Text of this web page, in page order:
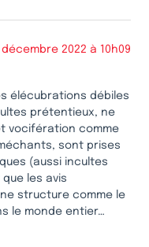
décembre 2022 à 10h09
élécubrations débiles
prétentieux, ne
vocifération comme
sont prises
(aussi incultes
les avis
structure comme le
le monde entier…